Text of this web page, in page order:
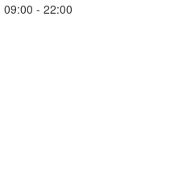
09:00 - 22:00